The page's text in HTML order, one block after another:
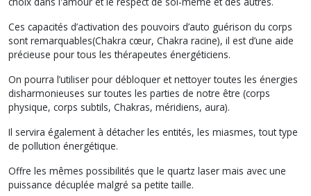
Ces capacités d’activation des pouvoirs d’auto guérison du corps
sont remarquables(Chakra cœur, Chakra racine), il est d’une aide
précieuse pour tous les thérapeutes énergéticiens.
On pourra l’utiliser pour débloquer et nettoyer toutes les énergies
disharmonieuses sur toutes les parties de notre être (corps
physique, corps subtils, Chakras, méridiens, aura).
Il servira également à détacher les entités, les miasmes, tout type
de pollution énergétique.
Offre les mêmes possibilités que le quartz laser mais avec une
puissance décuplée malgré sa petite taille.